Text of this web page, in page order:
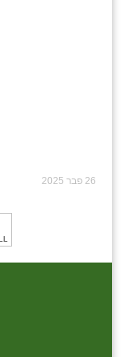
26 פבר 2025